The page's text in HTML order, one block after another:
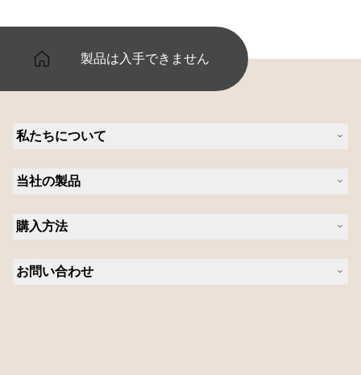
製品は入手できません
私たちについて
キャリア
ニュースとプレスリリース
ブログを読む
ケーススタディ
当社の製品
スピーカーフォン
パーソナルカメラ
ソフトウェア
購入方法
認定代理店
お問い合わせ